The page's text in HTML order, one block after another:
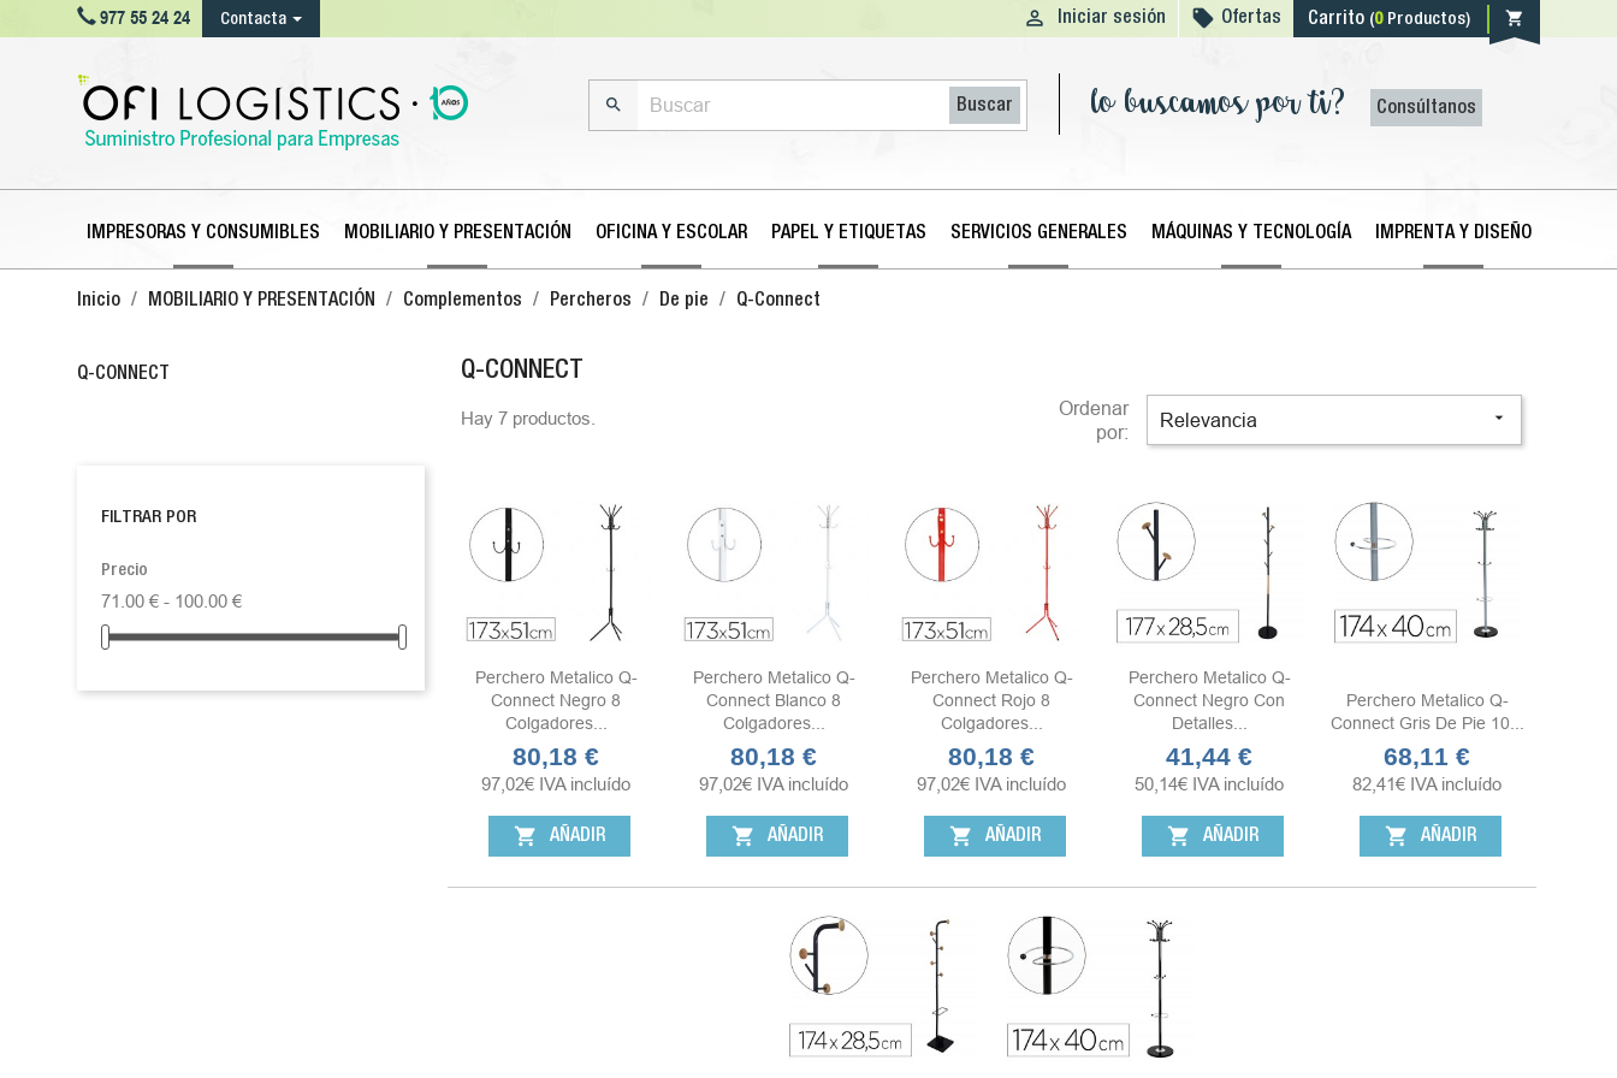
977 55 24 24 Contacta  Iniciar sesión  Ofertas Carrito (0Productos) shopping_cart
 Buscar lo buscamos por ti? Consúltanos
IMPRESORAS Y CONSUMIBLES MOBILIARIO Y PRESENTACIÓN OFICINA Y ESCOLAR PAPEL Y ETIQUETAS SERVICIOS GENERALES MÁQUINAS Y TECNOLOGÍA IMPRENTA Y DISEÑO
Inicio MOBILIARIO Y PRESENTACIÓN Complementos Percheros De pie Q-Connect
Q-CONNECT
FILTRAR POR
Precio
71.00 € - 100.00 €
Q-CONNECT
Hay 7 productos.
Ordenar
por:
Relevancia 
Perchero Metalico Q-
Connect Negro 8
Colgadores...
Precio
80,18 €
97,02€ IVA incluído
shopping_cart AÑADIR
Perchero Metalico Q-
Connect Blanco 8
Colgadores...
Precio
80,18 €
97,02€ IVA incluído
shopping_cart AÑADIR
Perchero Metalico Q-
Connect Rojo 8
Colgadores...
Precio
80,18 €
97,02€ IVA incluído
shopping_cart AÑADIR
Perchero Metalico Q-
Connect Negro Con
Detalles...
Precio
41,44 €
50,14€ IVA incluído
shopping_cart AÑADIR
Perchero Metalico Q-
Connect Gris De Pie 10...
Precio
68,11 €
82,41€ IVA incluído
shopping_cart AÑADIR